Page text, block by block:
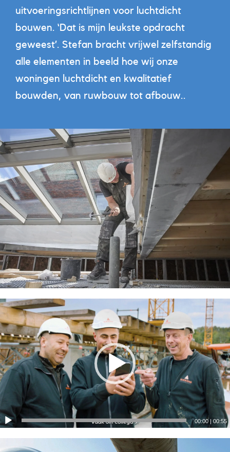
uitvoeringsrichtlijnen voor luchtdicht
bouwen. ‘Dat is mijn leukste opdracht
geweest’. Stefan bracht vrijwel zelfstandig
alle elementen in beeld hoe wij onze
woningen luchtdicht en kwalitatief
bouwden, van ruwbouw tot afbouw..
00:00| 00:55